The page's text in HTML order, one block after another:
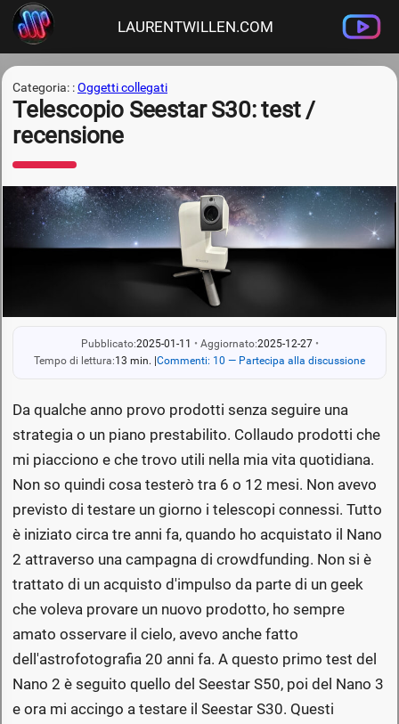
LAURENTWILLEN.COM
Categoria: :Oggetti collegati
Telescopio Seestar S30: test /
recensione
Pubblicato:2025-01-11 • Aggiornato:2025-12-27 •
Tempo di lettura:13 min. Commenti: 10 — Partecipa alla discussione
Da qualche anno provo prodotti senza seguire una
strategia o un piano prestabilito. Collaudo prodotti che
mi piacciono e che trovo utili nella mia vita quotidiana.
Non so quindi cosa testerò tra 6 o 12 mesi. Non avevo
previsto di testare un giorno i telescopi connessi. Tutto
è iniziato circa tre anni fa, quando ho acquistato il Nano
2 attraverso una campagna di crowdfunding. Non si è
trattato di un acquisto d'impulso da parte di un geek
che voleva provare un nuovo prodotto, ho sempre
amato osservare il cielo, avevo anche fatto
dell'astrofotografia 20 anni fa. A questo primo test del
Nano 2 è seguito quello del Seestar S50, poi del Nano 3
e ora mi accingo a testare il Seestar S30. Questi